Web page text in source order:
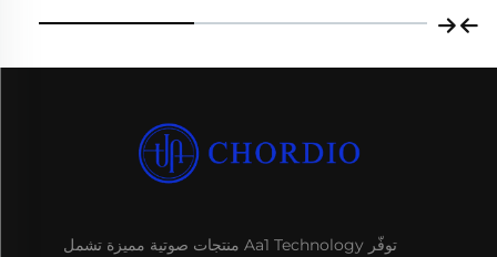
توفّر Aa1 Technology منتجات صوتية مميزة تشمل